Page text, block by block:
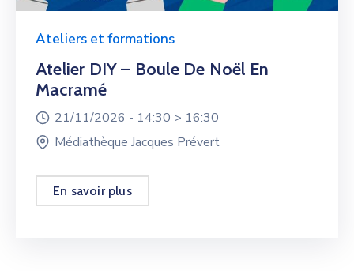
Ateliers et formations
Atelier DIY – Boule De Noël En
Macramé
21/11/2026 - 14:30 > 16:30
Médiathèque Jacques Prévert
En savoir plus